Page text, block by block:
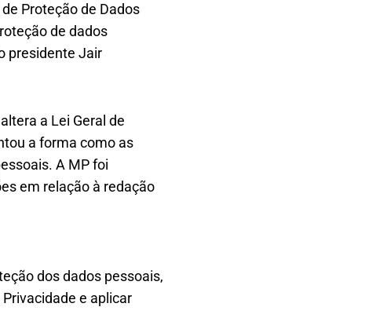
Proteção de Dados
de dados
presidente Jair
a Lei Geral de
a forma como as
A MP foi
em relação à redação
dos dados pessoais,
e aplicar